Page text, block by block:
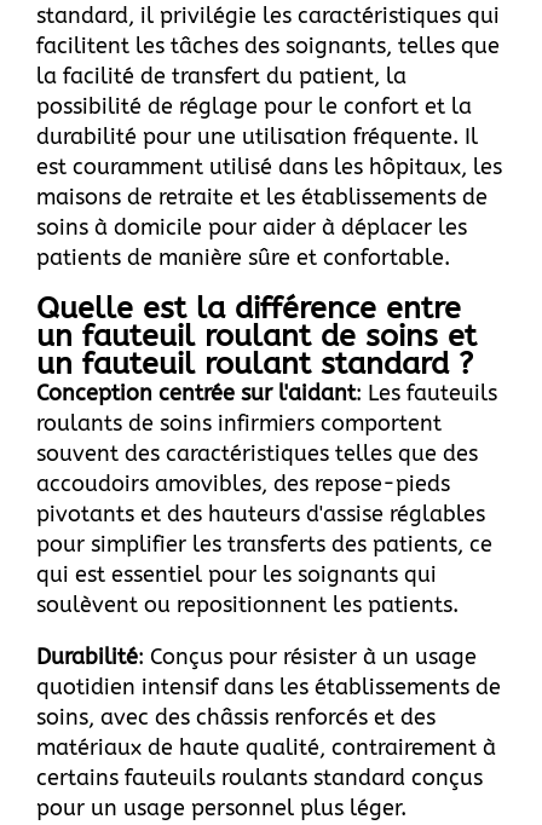
standard, il privilégie les caractéristiques qui
facilitent les tâches des soignants, telles que
la facilité de transfert du patient, la
possibilité de réglage pour le confort et la
durabilité pour une utilisation fréquente. Il
est couramment utilisé dans les hôpitaux, les
maisons de retraite et les établissements de
soins à domicile pour aider à déplacer les
patients de manière sûre et confortable.
Quelle est la différence entre
un fauteuil roulant de soins et
un fauteuil roulant standard ?
Conception centrée sur l'aidant: Les fauteuils
roulants de soins infirmiers comportent
souvent des caractéristiques telles que des
accoudoirs amovibles, des repose-pieds
pivotants et des hauteurs d'assise réglables
pour simplifier les transferts des patients, ce
qui est essentiel pour les soignants qui
soulèvent ou repositionnent les patients.
Durabilité: Conçus pour résister à un usage
quotidien intensif dans les établissements de
soins, avec des châssis renforcés et des
matériaux de haute qualité, contrairement à
certains fauteuils roulants standard conçus
pour un usage personnel plus léger.